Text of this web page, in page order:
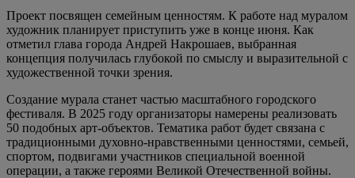
Проект посвящен семейным ценностям. К работе над муралом
художник планирует приступить уже в конце июня. Как
отметил глава города Андрей Накрошаев, выбранная
концепция получилась глубокой по смыслу и выразительной с
художественной точки зрения.
Создание мурала станет частью масштабного городского
фестиваля. В 2025 году организаторы намерены реализовать
50 подобных арт-объектов. Тематика работ будет связана с
традиционными духовно-нравственными ценностями, семьей,
спортом, подвигами участников специальной военной
операции, а также героями Великой Отечественной войны.